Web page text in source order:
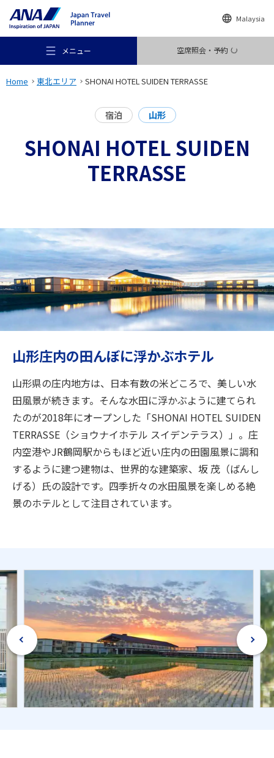
Malaysia
メニュー 空席照会・予約
おすすめの旅
行き先
旅のお役立ち情報
ANA サービス
Home 東北エリア SHONAI HOTEL SUIDEN TERRASSE
宿泊 山形
SHONAI HOTEL SUIDEN
TERRASSE
山形庄内の田んぼに浮かぶホテル
山形県の庄内地方は、日本有数の米どころで、美しい水
田風景が続きます。そんな水田に浮かぶように建てられ
たのが2018年にオープンした「SHONAI HOTEL SUIDEN
TERRASSE（ショウナイホテル スイデンテラス）」。庄
内空港やJR鶴岡駅からもほど近い庄内の田園風景に調和
するように建つ建物は、世界的な建築家、坂 茂（ばんし
げる）氏の設計です。四季折々の水田風景を楽しめる絶
景のホテルとして注目されています。